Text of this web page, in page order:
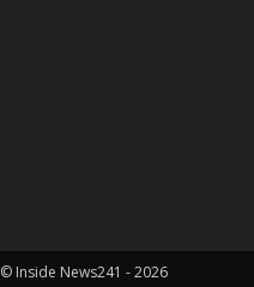
© Inside News241 - 2026